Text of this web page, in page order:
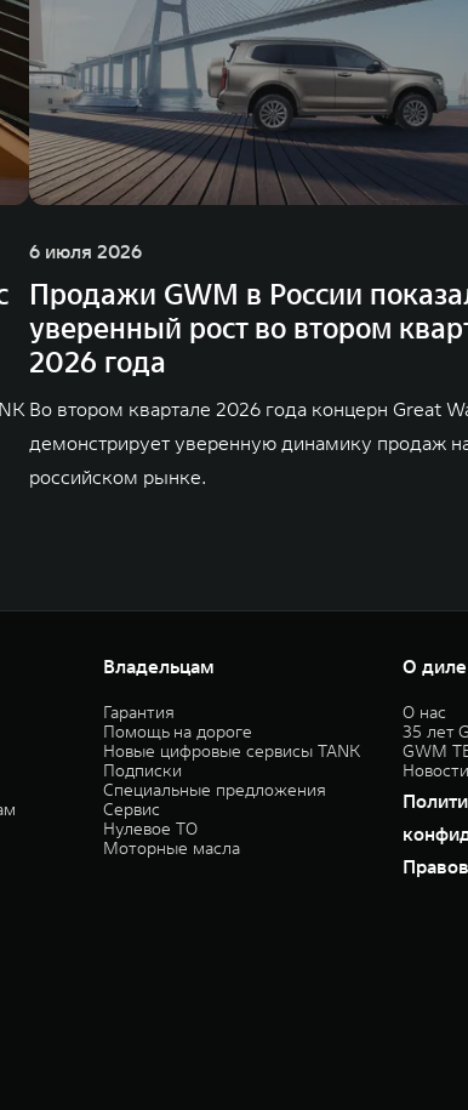
6 июля 2026
Продажи GWM в России
уверенный рост во втором
2026 года
Во втором квартале 2026 года концерн Great
демонстрирует уверенную динамику продаж
российском рынке.
Владельцам
Гарантия
Помощь на дороге
Новые цифровые сервисы TANK
Подписки
Специальные предложения
Сервис
Нулевое ТО
Моторные масла
О
О нас
35 лет
GWM
Новости